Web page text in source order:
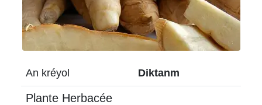
An kréyol Diktanm
Plante Herbacée